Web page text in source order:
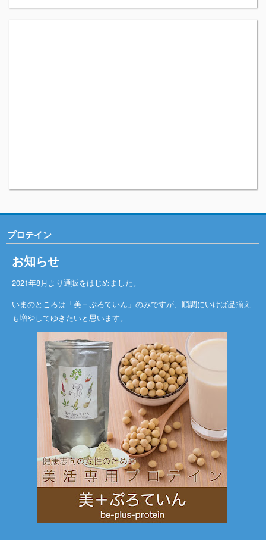
プロテイン
お知らせ
2021年8月より通販をはじめました。
いまのところは「美＋ぷろていん」のみですが、順調にいけば品揃え
も増やしてゆきたいと思います。